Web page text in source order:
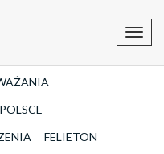
FELIETON